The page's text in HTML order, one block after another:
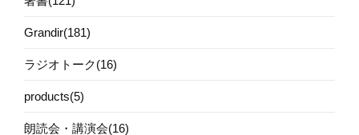
Grandir(181)
ラジオトーク(16)
products(5)
朗読会・講演会(16)